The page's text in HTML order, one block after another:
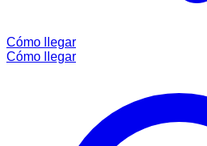
Cómo llegar
Cómo llegar